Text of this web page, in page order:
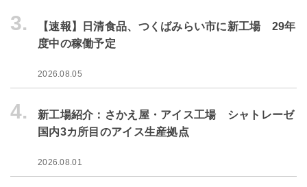
3.
【速報】日清食品、つくばみらい市に新工場 29年
度中の稼働予定
2026.08.05
4.
新工場紹介：さかえ屋・アイス工場 シャトレーゼ
国内3カ所目のアイス生産拠点
2026.08.01